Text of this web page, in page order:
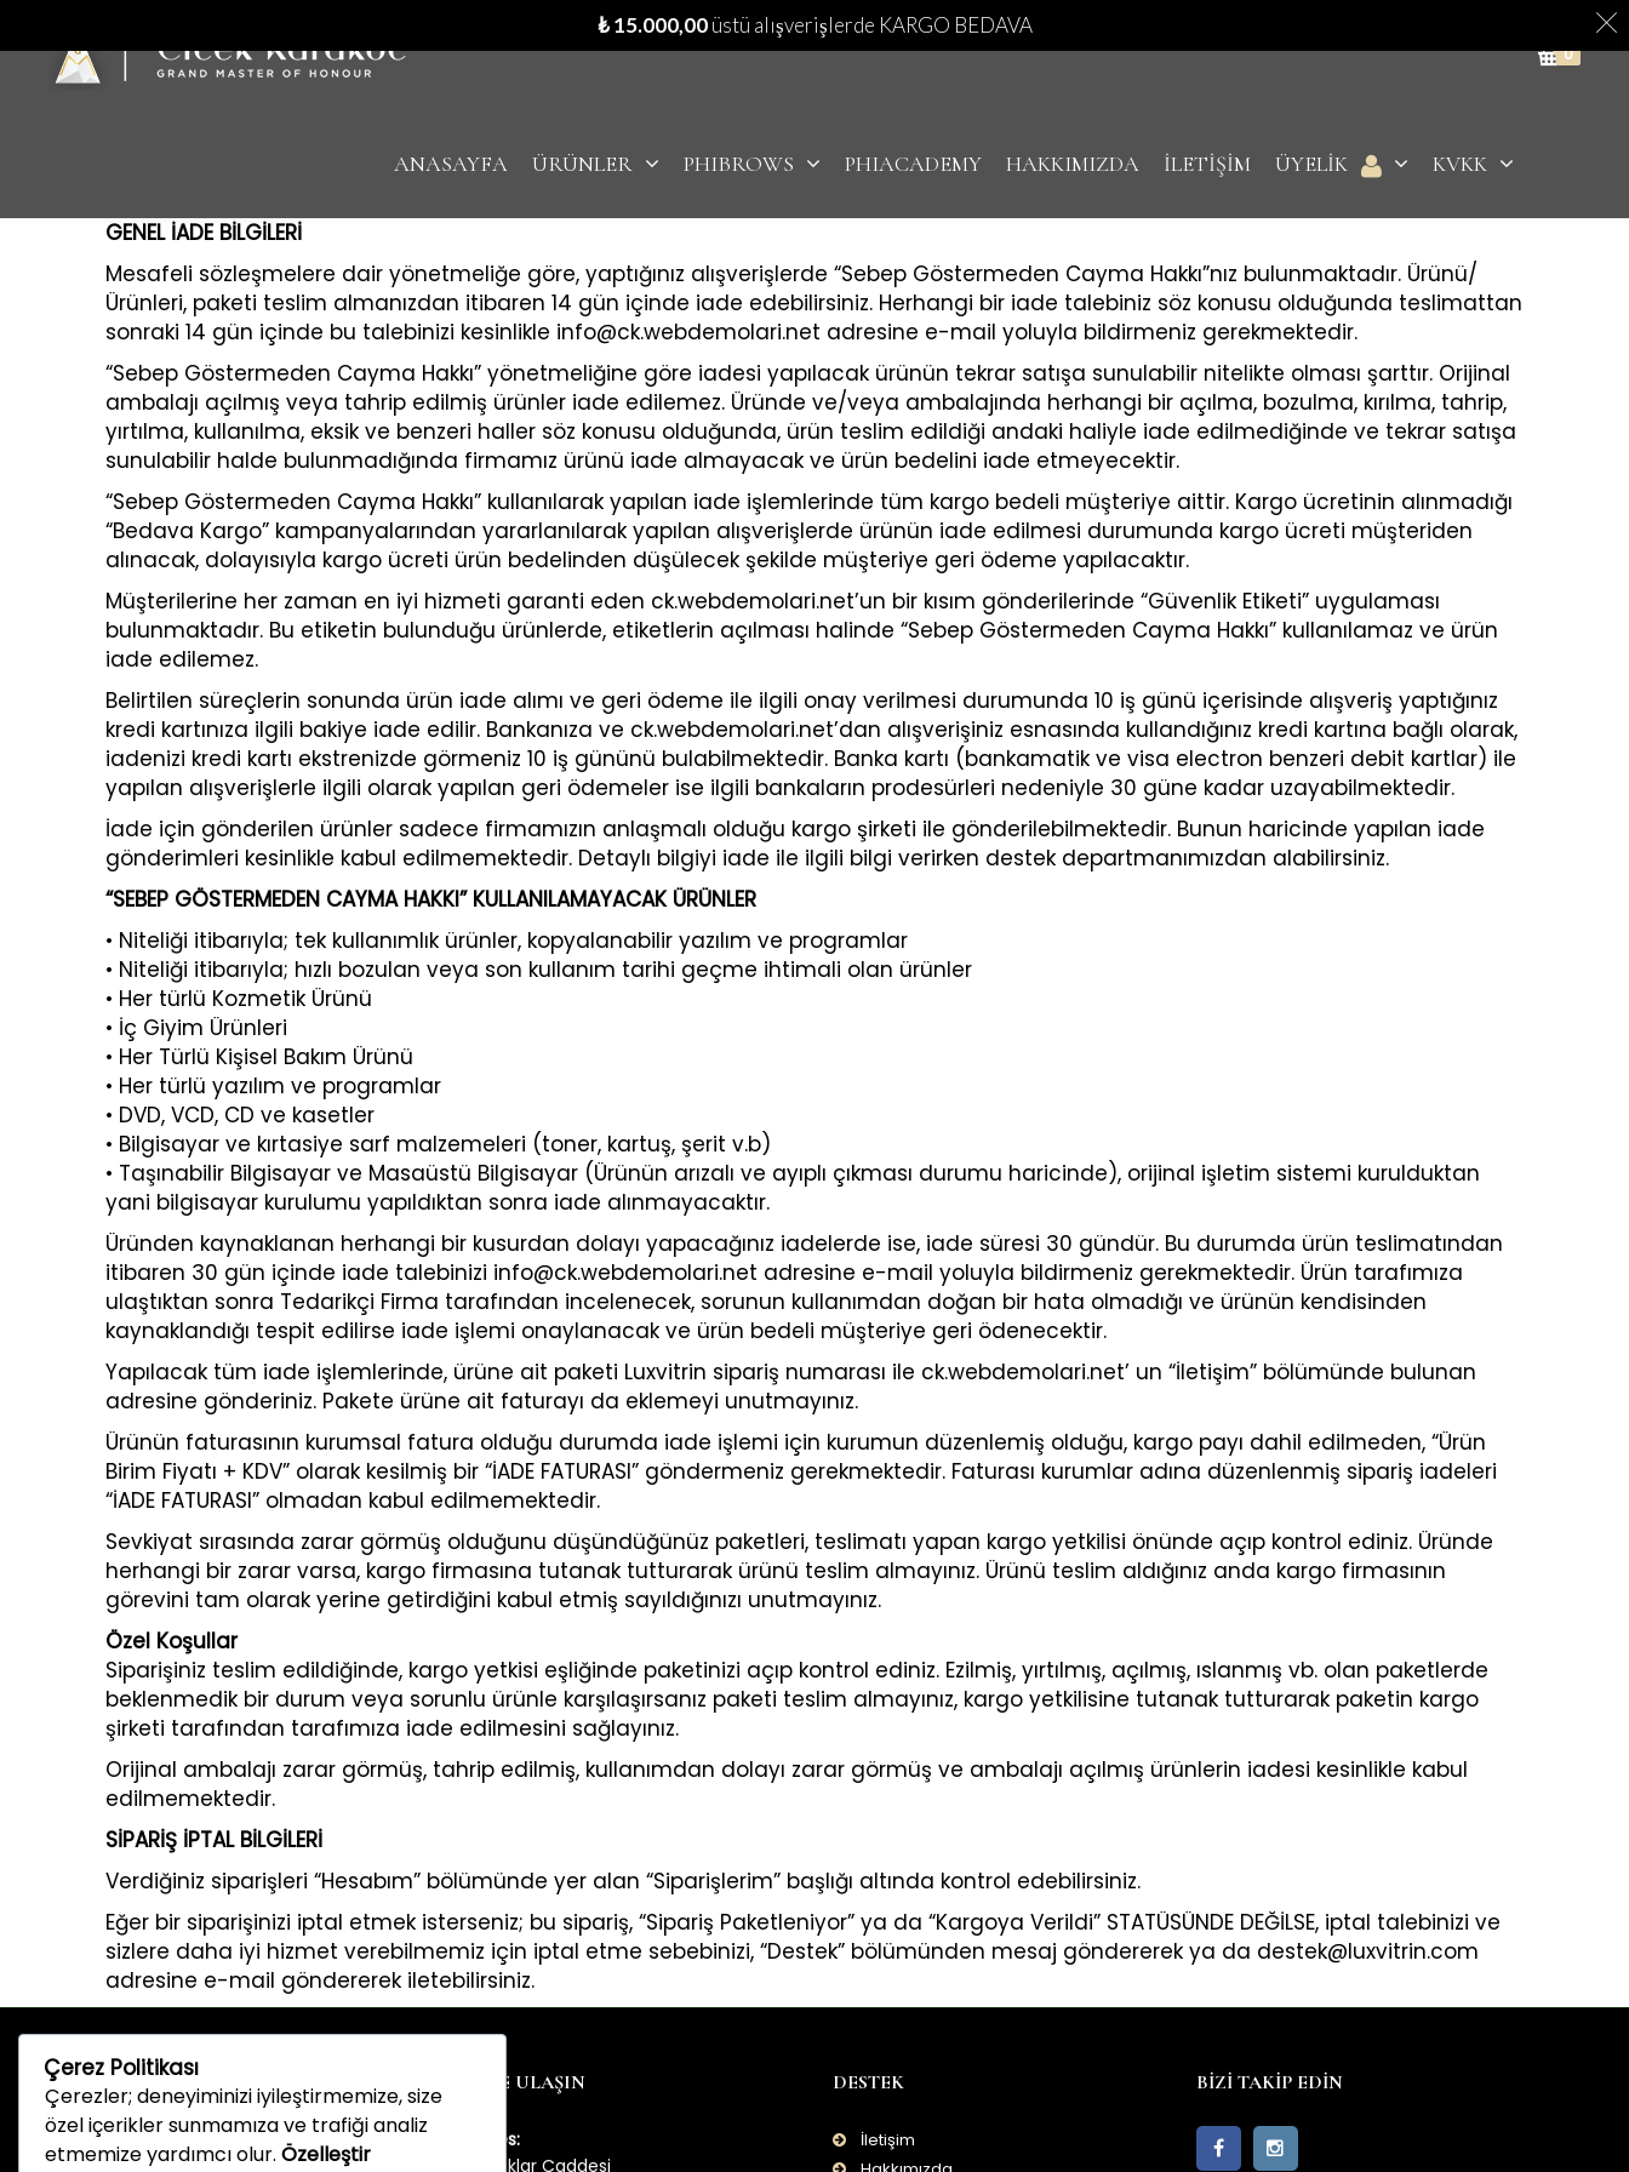
0
ANASAYFA ÜRÜNLER PHIBROWS PHIACADEMY HAKKIMIZDA İLETİŞİM ÜYELİK KVKK
GENEL İADE BİLGİLERİ
Mesafeli sözleşmelere dair yönetmeliğe göre, yaptığınız alışverişlerde “Sebep Göstermeden Cayma Hakkı”nız bulunmaktadır. Ürünü/
Ürünleri, paketi teslim almanızdan itibaren 14 gün içinde iade edebilirsiniz. Herhangi bir iade talebiniz söz konusu olduğunda teslimattan
sonraki 14 gün içinde bu talebinizi kesinlikle info@ck.webdemolari.net adresine e-mail yoluyla bildirmeniz gerekmektedir.
“Sebep Göstermeden Cayma Hakkı” yönetmeliğine göre iadesi yapılacak ürünün tekrar satışa sunulabilir nitelikte olması şarttır. Orijinal
ambalajı açılmış veya tahrip edilmiş ürünler iade edilemez. Üründe ve/veya ambalajında herhangi bir açılma, bozulma, kırılma, tahrip,
yırtılma, kullanılma, eksik ve benzeri haller söz konusu olduğunda, ürün teslim edildiği andaki haliyle iade edilmediğinde ve tekrar satışa
sunulabilir halde bulunmadığında firmamız ürünü iade almayacak ve ürün bedelini iade etmeyecektir.
“Sebep Göstermeden Cayma Hakkı” kullanılarak yapılan iade işlemlerinde tüm kargo bedeli müşteriye aittir. Kargo ücretinin alınmadığı
“Bedava Kargo” kampanyalarından yararlanılarak yapılan alışverişlerde ürünün iade edilmesi durumunda kargo ücreti müşteriden
alınacak, dolayısıyla kargo ücreti ürün bedelinden düşülecek şekilde müşteriye geri ödeme yapılacaktır.
Müşterilerine her zaman en iyi hizmeti garanti eden ck.webdemolari.net’un bir kısım gönderilerinde “Güvenlik Etiketi” uygulaması
bulunmaktadır. Bu etiketin bulunduğu ürünlerde, etiketlerin açılması halinde “Sebep Göstermeden Cayma Hakkı” kullanılamaz ve ürün
iade edilemez.
Belirtilen süreçlerin sonunda ürün iade alımı ve geri ödeme ile ilgili onay verilmesi durumunda 10 iş günü içerisinde alışveriş yaptığınız
kredi kartınıza ilgili bakiye iade edilir. Bankanıza ve ck.webdemolari.net’dan alışverişiniz esnasında kullandığınız kredi kartına bağlı olarak,
iadenizi kredi kartı ekstrenizde görmeniz 10 iş gününü bulabilmektedir. Banka kartı (bankamatik ve visa electron benzeri debit kartlar) ile
yapılan alışverişlerle ilgili olarak yapılan geri ödemeler ise ilgili bankaların prodesürleri nedeniyle 30 güne kadar uzayabilmektedir.
İade için gönderilen ürünler sadece firmamızın anlaşmalı olduğu kargo şirketi ile gönderilebilmektedir. Bunun haricinde yapılan iade
gönderimleri kesinlikle kabul edilmemektedir. Detaylı bilgiyi iade ile ilgili bilgi verirken destek departmanımızdan alabilirsiniz.
“SEBEP GÖSTERMEDEN CAYMA HAKKI” KULLANILAMAYACAK ÜRÜNLER
• Niteliği itibarıyla; tek kullanımlık ürünler, kopyalanabilir yazılım ve programlar
• Niteliği itibarıyla; hızlı bozulan veya son kullanım tarihi geçme ihtimali olan ürünler
• Her türlü Kozmetik Ürünü
• İç Giyim Ürünleri
• Her Türlü Kişisel Bakım Ürünü
• Her türlü yazılım ve programlar
• DVD, VCD, CD ve kasetler
• Bilgisayar ve kırtasiye sarf malzemeleri (toner, kartuş, şerit v.b)
• Taşınabilir Bilgisayar ve Masaüstü Bilgisayar (Ürünün arızalı ve ayıplı çıkması durumu haricinde), orijinal işletim sistemi kurulduktan
yani bilgisayar kurulumu yapıldıktan sonra iade alınmayacaktır.
Üründen kaynaklanan herhangi bir kusurdan dolayı yapacağınız iadelerde ise, iade süresi 30 gündür. Bu durumda ürün teslimatından
itibaren 30 gün içinde iade talebinizi info@ck.webdemolari.net adresine e-mail yoluyla bildirmeniz gerekmektedir. Ürün tarafımıza
ulaştıktan sonra Tedarikçi Firma tarafından incelenecek, sorunun kullanımdan doğan bir hata olmadığı ve ürünün kendisinden
kaynaklandığı tespit edilirse iade işlemi onaylanacak ve ürün bedeli müşteriye geri ödenecektir.
Yapılacak tüm iade işlemlerinde, ürüne ait paketi Luxvitrin sipariş numarası ile ck.webdemolari.net’ un “İletişim” bölümünde bulunan
adresine gönderiniz. Pakete ürüne ait faturayı da eklemeyi unutmayınız.
Ürünün faturasının kurumsal fatura olduğu durumda iade işlemi için kurumun düzenlemiş olduğu, kargo payı dahil edilmeden, “Ürün
Birim Fiyatı + KDV” olarak kesilmiş bir “İADE FATURASI” göndermeniz gerekmektedir. Faturası kurumlar adına düzenlenmiş sipariş iadeleri
“İADE FATURASI” olmadan kabul edilmemektedir.
Sevkiyat sırasında zarar görmüş olduğunu düşündüğünüz paketleri, teslimatı yapan kargo yetkilisi önünde açıp kontrol ediniz. Üründe
herhangi bir zarar varsa, kargo firmasına tutanak tutturarak ürünü teslim almayınız. Ürünü teslim aldığınız anda kargo firmasının
görevini tam olarak yerine getirdiğini kabul etmiş sayıldığınızı unutmayınız.
Özel Koşullar
Siparişiniz teslim edildiğinde, kargo yetkisi eşliğinde paketinizi açıp kontrol ediniz. Ezilmiş, yırtılmış, açılmış, ıslanmış vb. olan paketlerde
beklenmedik bir durum veya sorunlu ürünle karşılaşırsanız paketi teslim almayınız, kargo yetkilisine tutanak tutturarak paketin kargo
şirketi tarafından tarafımıza iade edilmesini sağlayınız.
Orijinal ambalajı zarar görmüş, tahrip edilmiş, kullanımdan dolayı zarar görmüş ve ambalajı açılmış ürünlerin iadesi kesinlikle kabul
edilmemektedir.
SİPARİŞ İPTAL BİLGİLERİ
Verdiğiniz siparişleri “Hesabım” bölümünde yer alan “Siparişlerim” başlığı altında kontrol edebilirsiniz.
Eğer bir siparişinizi iptal etmek isterseniz; bu sipariş, “Sipariş Paketleniyor” ya da “Kargoya Verildi” STATÜSÜNDE DEĞİLSE, iptal talebinizi ve
sizlere daha iyi hizmet verebilmemiz için iptal etme sebebinizi, “Destek” bölümünden mesaj göndererek ya da destek@luxvitrin.com
adresine e-mail göndererek iletebilirsiniz.
BİZE ULAŞIN
Adres:
Ortaklar Caddesi
DESTEK
İletişim
BİZİ TAKİP EDİN
Çerez Politikası
Çerezler; deneyiminizi iyileştirmemize, size
özel içerikler sunmamıza ve trafiği analiz
etmemize yardımcı olur. Özelleştir
₺15.000,00üstü alışverişlerde KARGO BEDAVA